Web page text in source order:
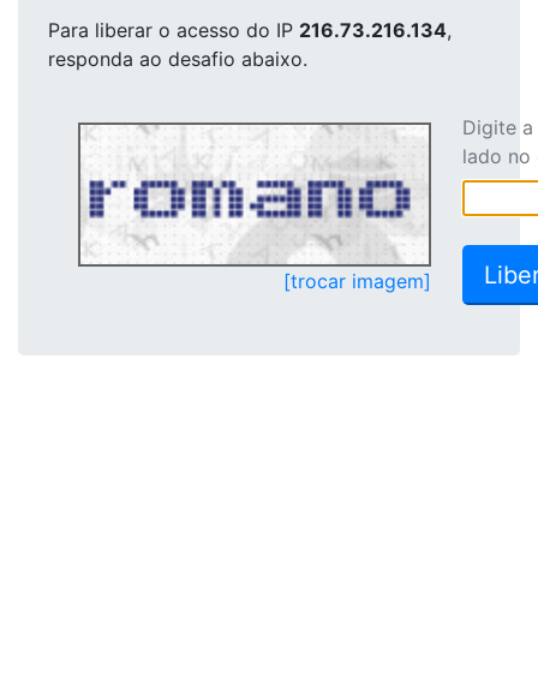
Para liberar o acesso do IP 216.73.216.134,
responda ao desafio abaixo.
[trocar imagem]
Digite
lado no